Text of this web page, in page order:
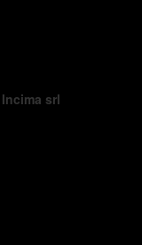
Incima srl